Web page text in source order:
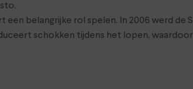
belangrijke rol spelen. In 2006 werd
schokken tijdens het lopen,